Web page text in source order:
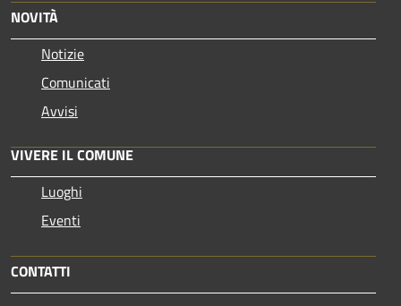
NOVITÀ
Notizie
Comunicati
Avvisi
VIVERE IL COMUNE
Luoghi
Eventi
CONTATTI